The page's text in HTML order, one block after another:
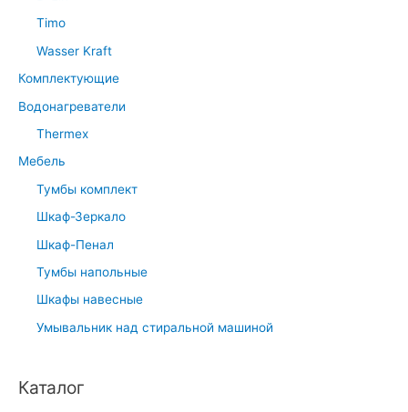
Timo
Wasser Kraft
Комплектующие
Водонагреватели
Thermex
Мебель
Тумбы комплект
Шкаф-Зеркало
Шкаф-Пенал
Тумбы напольные
Шкафы навесные
Умывальник над стиральной машиной
Каталог